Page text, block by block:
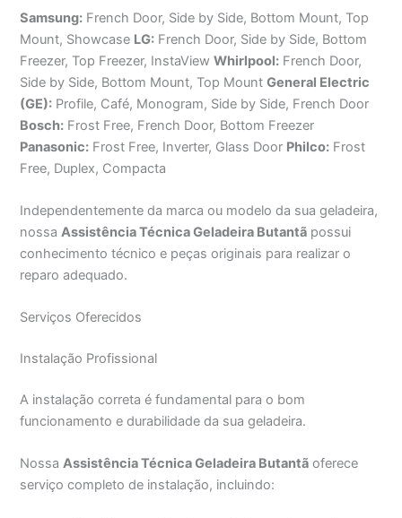
Samsung: French Door, Side by Side, Bottom Mount, Top
Mount, Showcase LG: French Door, Side by Side, Bottom
Freezer, Top Freezer, InstaViewWhirlpool: French Door,
Side by Side, Bottom Mount, Top MountGeneral Electric
(GE): Profile, Café, Monogram, Side by Side, French Door
Bosch: Frost Free, French Door, Bottom Freezer
Panasonic: Frost Free, Inverter, Glass Door Philco: Frost
Free, Duplex, Compacta
Independentemente da marca ou modelo da sua geladeira,
nossaAssistência Técnica Geladeira Butantã possui
conhecimento técnico e peças originais para realizar o
reparo adequado.
Serviços Oferecidos
Instalação Profissional
A instalação correta é fundamental para o bom
funcionamento e durabilidade da sua geladeira.
NossaAssistência Técnica Geladeira Butantã oferece
serviço completo de instalação, incluindo: